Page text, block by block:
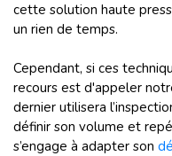
cette solution haute
un rien de temps.
Cependant, si ces
recours est d'appeler
dernier utilisera
définir son volume et
s’engage à adapter son